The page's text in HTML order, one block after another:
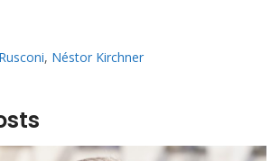
, Néstor Kirchner